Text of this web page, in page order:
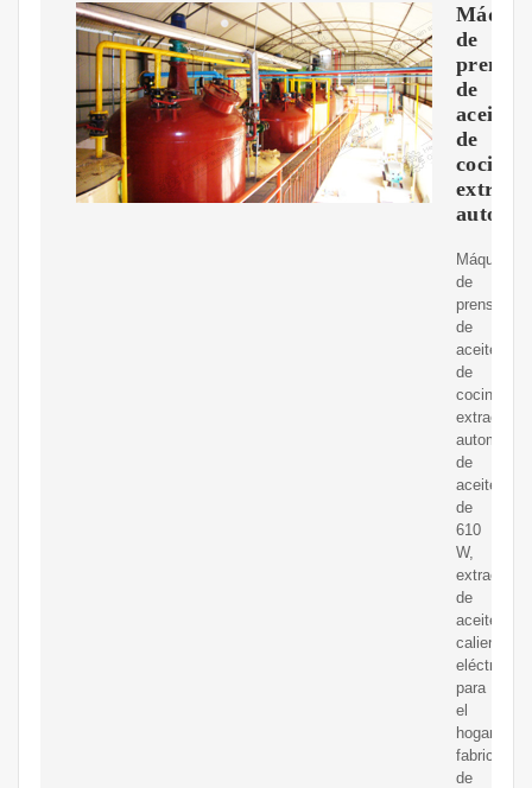
de
prensa
de
aceite
de
cocina,
Máquina
de
prensa
de
aceite
de
cocina,
extractor
automático
de
aceite
de
610
W,
extractor
de
aceite
caliente
eléctrico
para
el
hogar,
fabricante
de